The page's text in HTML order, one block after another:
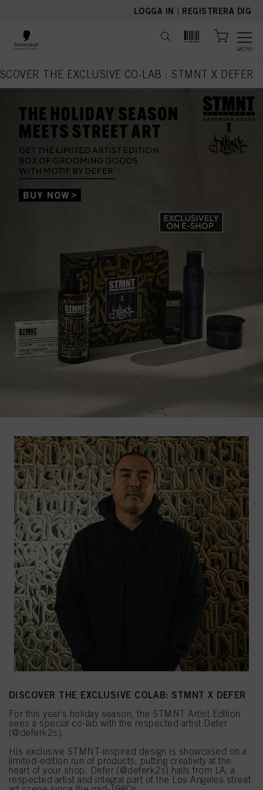
LOGGA IN | REGISTRERA DIG
MENY
THE EXCLUSIVE CO-LAB : STMNT X DEFER
current page
DISCOVER THE EXCLUSIVE COLAB: STMNT X DEFER
For this year’s holiday season, the STMNT Artist Edition
sees a special co-lab with the respected artist Defer
(@deferk2s).
His exclusive STMNT-inspired design is showcased on a
limited-edition run of products; putting creativity at the
heart of your shop. Defer (@deferk2s) hails from LA; a
respected artist and integral part of the Los Angeles street